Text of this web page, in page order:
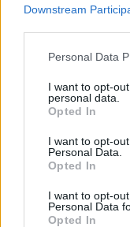
Downstream
Personal Data
I want to opt-
personal data.
Opted In
I want to opt-
Personal Data.
Opted In
I want to opt-
Personal Data
Opted In